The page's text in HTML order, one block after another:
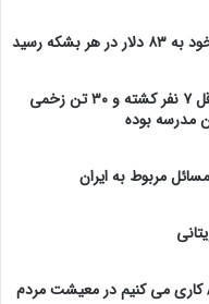
رسید
مدرسه تایلندی هدف تیراندازی مرگبار؛ حداقل ۷ نفر کشته و ۳۰ تن زخمی
مدرسه بوده
مربوط به ایران
کاری می کنیم در معیشت مردم